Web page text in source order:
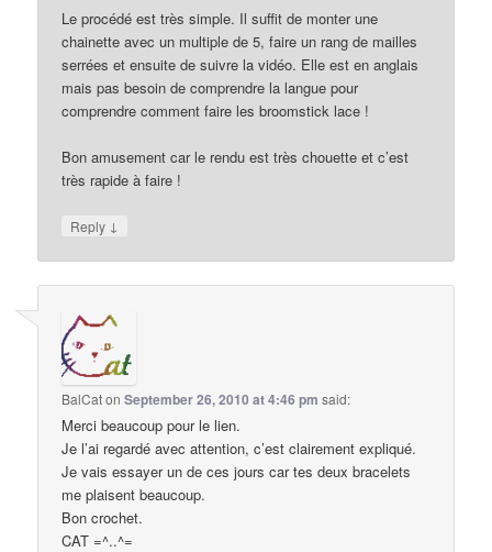
Le procédé est très simple. Il suffit de monter une
chainette avec un multiple de 5, faire un rang de mailles
serrées et ensuite de suivre la vidéo. Elle est en anglais
mais pas besoin de comprendre la langue pour
comprendre comment faire les broomstick lace !
Bon amusement car le rendu est très chouette et c’est
très rapide à faire !
Reply ↓
BalCatonSeptember 26, 2010 at 4:46 pm said:
Merci beaucoup pour le lien.
Je l’ai regardé avec attention, c’est clairement expliqué.
Je vais essayer un de ces jours car tes deux bracelets
me plaisent beaucoup.
Bon crochet.
CAT =^..^=